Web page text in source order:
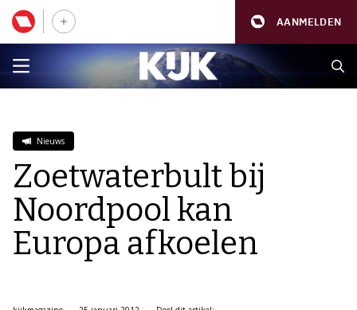
AANMELDEN
Nieuws
Zoetwaterbult bij
Noordpool kan
Europa afkoelen